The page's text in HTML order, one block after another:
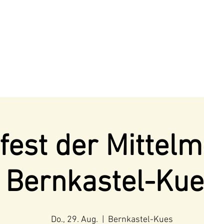
der
Bernkastel-
Do., 29. Aug. Bernkastel-Kues